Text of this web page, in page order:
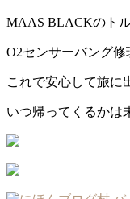
MAAS BLACKのト
O2センサーバング修
これで安心して旅に
いつ帰ってくるかは